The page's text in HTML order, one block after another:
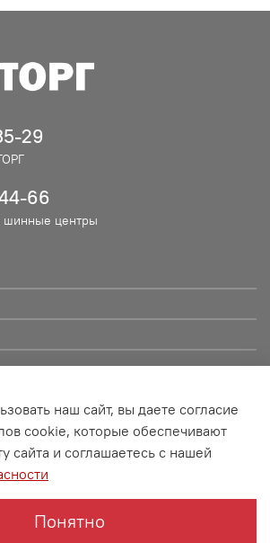
29
66
шинные центры
Сайт не является публичной офертой
характер. Все материалы данного
авторского права (в том числе
копирование, распространение (в том
на другие сайты и ресурсы в
иное использование информации и
наш сайт, вы даете согласие
cookie, которые обеспечивают
сайта и соглашаетесь с нашей
Понятно